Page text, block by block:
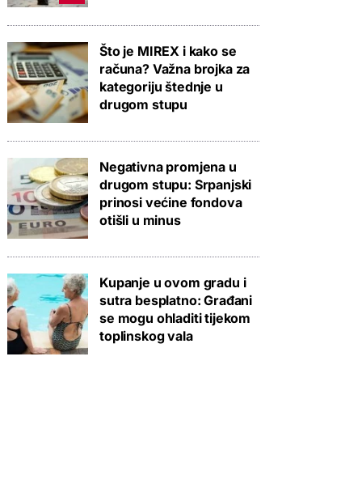
Što je MIREX i kako se
računa? Važna brojka za
kategoriju štednje u
drugom stupu
Negativna promjena u
drugom stupu: Srpanjski
prinosi većine fondova
otišli u minus
Kupanje u ovom gradu i
sutra besplatno: Građani
se mogu ohladiti tijekom
toplinskog vala